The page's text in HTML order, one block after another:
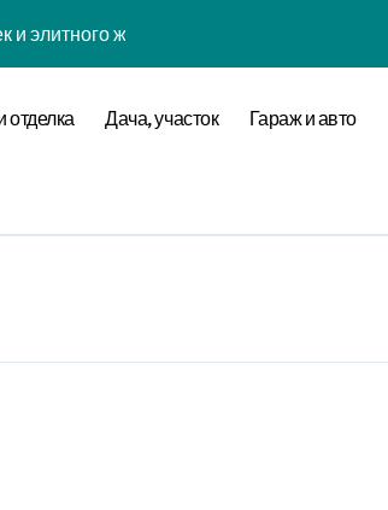
элитного жилья
строительства
крупных проспектах
отделка Дача, участок Гараж и авто